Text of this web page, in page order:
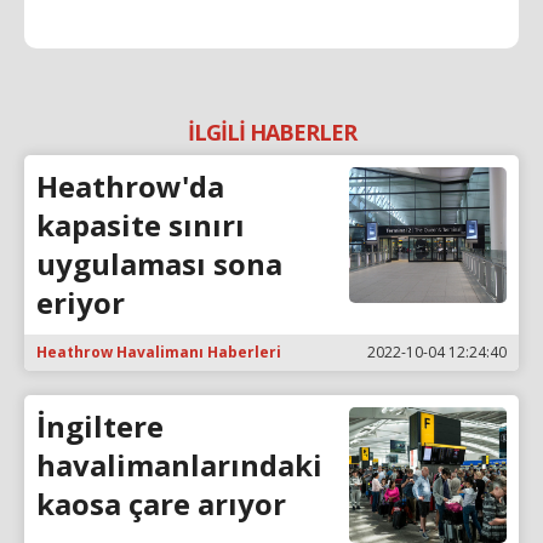
İLGİLİ HABERLER
Heathrow'da
kapasite sınırı
uygulaması sona
eriyor
Heathrow Havalimanı Haberleri 2022-10-04 12:24:40
İngiltere
havalimanlarındaki
kaosa çare arıyor